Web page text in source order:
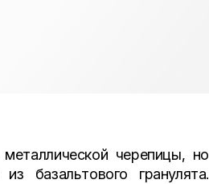
черепицы, но
базальтового гранулята.